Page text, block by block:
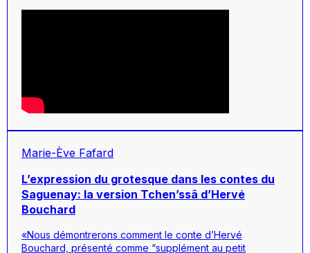
Marie-Ève Fafard
L’expression du grotesque dans les contes du
Saguenay: la version Tchen’ssâ d’Hervé
Bouchard
«Nous démontrerons comment le conte d’Hervé
Bouchard, présenté comme “supplément au petit